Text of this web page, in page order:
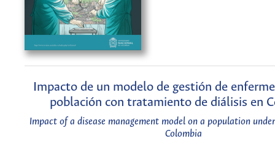
Impacto de un modelo de gestión de
población con tratamiento de diálisis en
Impact of a disease management model on a population
Colombia